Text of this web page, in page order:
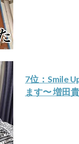
7位：Smile
ます〜 増田